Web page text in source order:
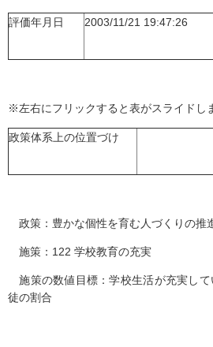
評価年月日 2003/11/21 19:47:26
※左右にフリックすると表がスライドし
政策体系上の位置づけ
政策：豊かな個性を育む人づくりの推
施策：122 学校教育の充実
施策の数値目標：学校生活が充実し
徒の割合